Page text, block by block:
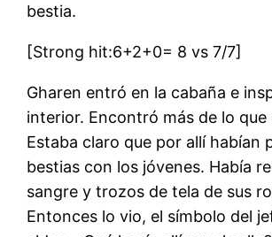
bestia.
[Strong hit:6+2+0= 8 vs 7/7]
Gharen entró en la cabaña e
interior. Encontró más de lo que
Estaba claro que por allí habían
bestias con los jóvenes. Había
sangre y trozos de tela de sus
Entonces lo vio, el símbolo del